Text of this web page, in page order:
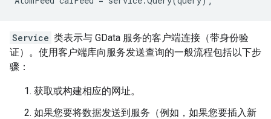
Service 类表示与 GData 服务的客户端连接（带身份验
证）。使用客户端库向服务发送查询的一般流程包括以下步
骤：
获取或构建相应的网址。
如果您要将数据发送到服务（例如，如果您要插入新